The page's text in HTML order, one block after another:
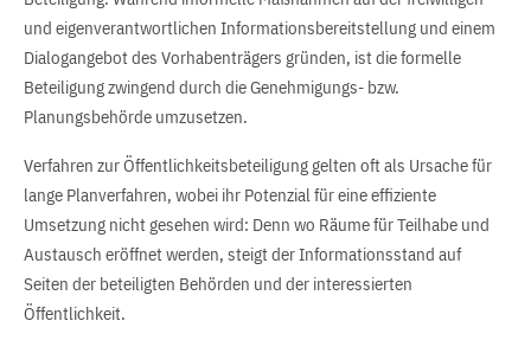
und eigenverantwortlichen Informationsbereitstellung und einem
Dialogangebot des Vorhabenträgers gründen, ist die formelle
Beteiligung zwingend durch die Genehmigungs- bzw.
Planungsbehörde umzusetzen.
Verfahren zur Öffentlichkeitsbeteiligung gelten oft als Ursache für
lange Planverfahren, wobei ihr Potenzial für eine effiziente
Umsetzung nicht gesehen wird: Denn wo Räume für Teilhabe und
Austausch eröffnet werden, steigt der Informationsstand auf
Seiten der beteiligten Behörden und der interessierten
Öffentlichkeit.